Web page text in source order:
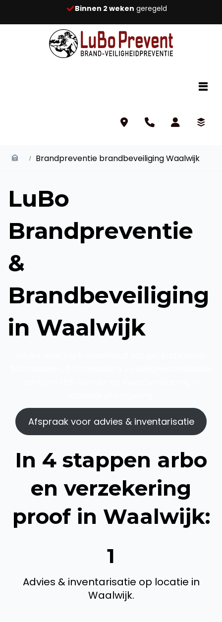
Binnen 2 weken geregeld
Brandpreventie brandbeveiliging Waalwijk
LuBo
Brandpreventie
&
Brandbeveiliging
in Waalwijk
Afspraak voor advies & inventarisatie
In 4 stappen arbo
en verzekering
proof in Waalwijk:
1
Advies & inventarisatie op locatie in
Waalwijk.